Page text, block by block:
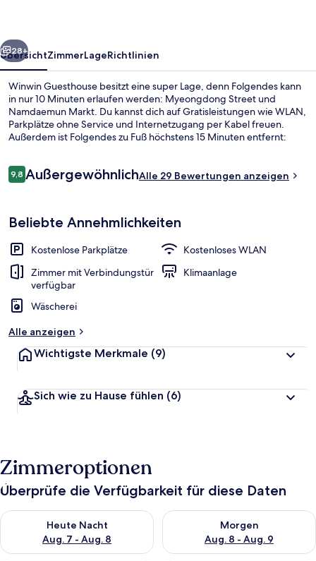
Weiter
28+
ÜbersichtZimmerLageRichtlinien
Winwin Guesthouse besitzt eine super Lage, denn Folgendes kann
in nur 10 Minuten erlaufen werden: Myeongdong Street und
Namdaemun Markt. Du kannst dich auf Gratisleistungen wie WLAN,
Parkplätze ohne Service und Internetzugang per Kabel freuen.
Außerdem ist Folgendes zu Fuß höchstens 15 Minuten entfernt:
Station Myeong-dong sind es nur wenige Schritte und zur Station
Bewertungen
9,89,8 von 10.
AußergewöhnlichAlle 29 Bewertungen anzeigen
Beliebte Annehmlichkeiten
Kostenlose Parkplätze
Kostenloses WLAN
Zimmer mit Verbindungstür
verfügbar
Klimaanlage
Wäscherei
Alle anzeigen
Wichtigste Merkmale (9)
Sich wie zu Hause fühlen (6)
Zimmeroptionen
Überprüfe die Verfügbarkeit für diese Daten
Heute Nacht
Aug. 7 - Aug. 8
Überprüfe die Verfügbarkeit für heute Nacht, Aug. 7 - Aug. 8.
Morgen
Aug. 8 - Aug. 9
Überprüfe die Verfügbarkeit